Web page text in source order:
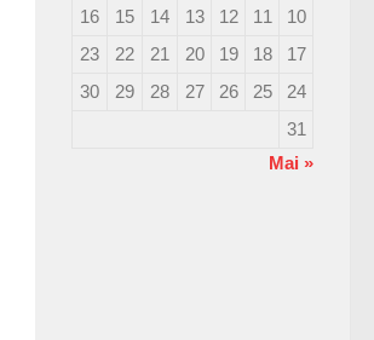
10
11
12
13
14
15
16
17
18
19
20
21
22
23
24
25
26
27
28
29
30
31
« Mai